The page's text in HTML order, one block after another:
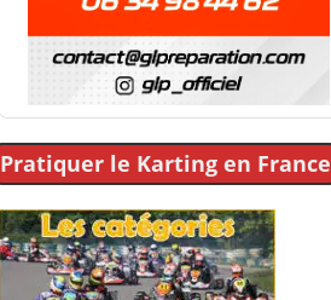
Pratiquer le Karting en France